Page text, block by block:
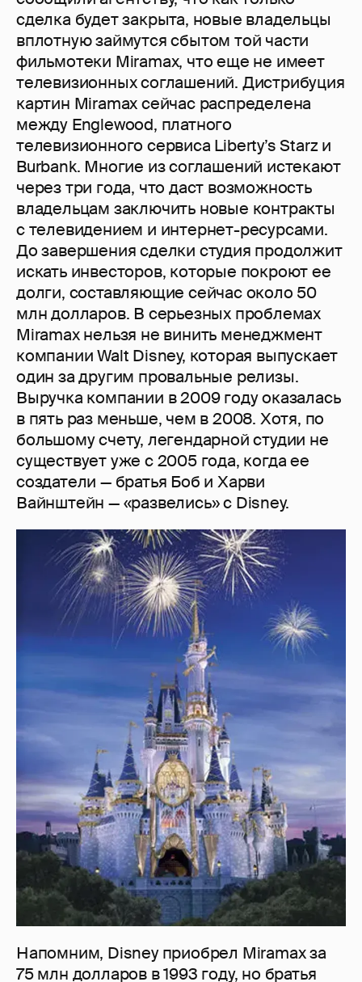
сделка будет закрыта, новые владельцы
вплотную займутся сбытом той части
фильмотеки Miramax, что еще не имеет
телевизионных соглашений. Дистрибуция
картин Miramax сейчас распределена
между Englewood, платного
телевизионного сервиса Liberty’s Starz и
Burbank. Многие из соглашений истекают
через три года, что даст возможность
владельцам заключить новые контракты
с телевидением и интернет-ресурсами.
До завершения сделки студия продолжит
искать инвесторов, которые покроют ее
долги, составляющие сейчас около 50
млн долларов. В серьезных проблемах
Miramax нельзя не винить менеджмент
компании Walt Disney, которая выпускает
один за другим провальные релизы.
Выручка компании в 2009 году оказалась
в пять раз меньше, чем в 2008. Хотя, по
большому счету, легендарной студии не
существует уже с 2005 года, когда ее
создатели — братья Боб и Харви
Вайнштейн — «развелись» с Disney.
Напомним, Disney приобрел Miramax за
75 млн долларов в 1993 году, но братья